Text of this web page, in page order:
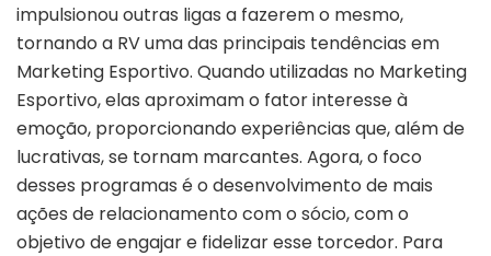
impulsionou outras ligas a fazerem o mesmo,
tornando a RV uma das principais tendências em
Marketing Esportivo. Quando utilizadas no Marketing
Esportivo, elas aproximam o fator interesse à
emoção, proporcionando experiências que, além de
lucrativas, se tornam marcantes. Agora, o foco
desses programas é o desenvolvimento de mais
ações de relacionamento com o sócio, com o
objetivo de engajar e fidelizar esse torcedor. Para